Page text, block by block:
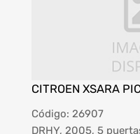
CITROEN XSARA
Código: 26907
DRHY, 2005, 5